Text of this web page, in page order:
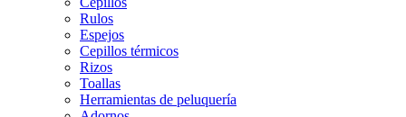
Rulos
Espejos
Cepillos térmicos
Rizos
Toallas
Herramientas de peluquería